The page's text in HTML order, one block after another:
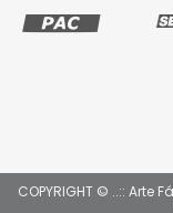
COPYRIGHT © ..:: Arte